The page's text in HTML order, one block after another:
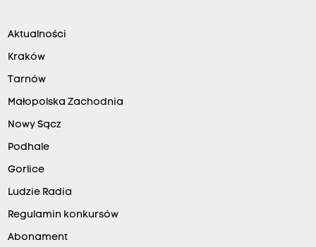
Aktualności
Kraków
Tarnów
Małopolska Zachodnia
Nowy Sącz
Podhale
Gorlice
Ludzie Radia
Regulamin konkursów
Abonament